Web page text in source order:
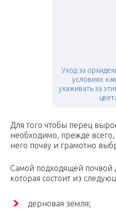
Уход за
условиях:
ухаживать за
Для того чтобы перец
необходимо, прежде
него почву и грамотно
Самой подходящей почвой
которая состоит из
дерновая земля;